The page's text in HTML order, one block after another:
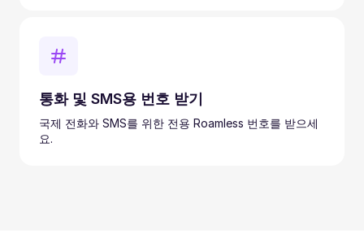
통화 및 SMS용 번호 받기
국제 전화와 SMS를 위한 전용 Roamless 번호를 받으세
요.